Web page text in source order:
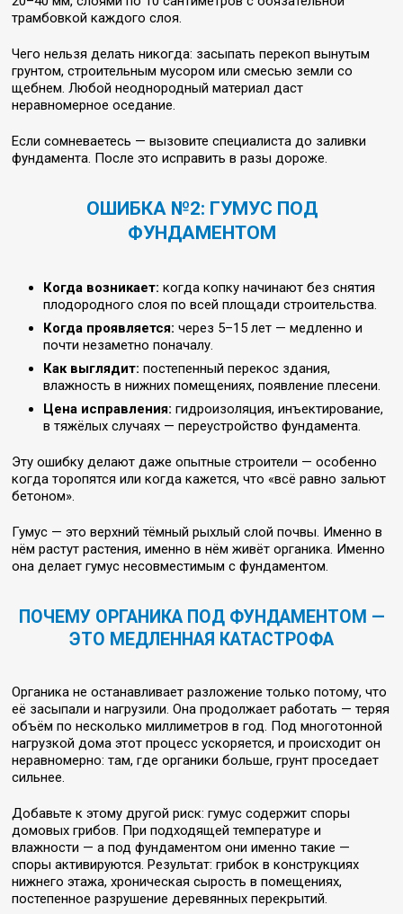
трамбовкой каждого слоя.
Чего нельзя делать никогда: засыпать перекоп вынутым
грунтом, строительным мусором или смесью земли со
щебнем. Любой неоднородный материал даст
неравномерное оседание.
Если сомневаетесь — вызовите специалиста до заливки
фундамента. После это исправить в разы дороже.
ОШИБКА №2: ГУМУС ПОД
ФУНДАМЕНТОМ
Когда возникает: когда копку начинают без снятия
плодородного слоя по всей площади строительства.
Когда проявляется: через 5–15 лет — медленно и
почти незаметно поначалу.
Как выглядит: постепенный перекос здания,
влажность в нижних помещениях, появление плесени.
Цена исправления: гидроизоляция, инъектирование,
в тяжёлых случаях — переустройство фундамента.
Эту ошибку делают даже опытные строители — особенно
когда торопятся или когда кажется, что «всё равно зальют
бетоном».
Гумус — это верхний тёмный рыхлый слой почвы. Именно в
нём растут растения, именно в нём живёт органика. Именно
она делает гумус несовместимым с фундаментом.
ПОЧЕМУ ОРГАНИКА ПОД ФУНДАМЕНТОМ —
ЭТО МЕДЛЕННАЯ КАТАСТРОФА
Органика не останавливает разложение только потому, что
её засыпали и нагрузили. Она продолжает работать — теряя
объём по несколько миллиметров в год. Под многотонной
нагрузкой дома этот процесс ускоряется, и происходит он
неравномерно: там, где органики больше, грунт проседает
сильнее.
Добавьте к этому другой риск: гумус содержит споры
домовых грибов. При подходящей температуре и
влажности — а под фундаментом они именно такие —
споры активируются. Результат: грибок в конструкциях
нижнего этажа, хроническая сырость в помещениях,
постепенное разрушение деревянных перекрытий.